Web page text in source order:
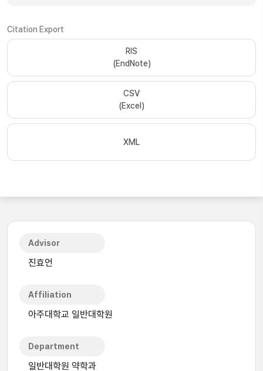
Citation Export
RIS
(EndNote)
CSV
(Excel)
XML
Advisor
진효언
Affiliation
아주대학교 일반대학원
Department
일반대학원 약학과